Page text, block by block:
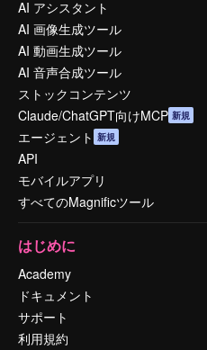
AI アシスタント
AI 画像生成ツール
AI 動画生成ツール
AI 音声合成ツール
ストックコンテンツ
Claude/ChatGPT向けMCP 新規
エージェント 新規
API
モバイルアプリ
すべてのMagnificツール
はじめに
Academy
ドキュメント
サポート
利用規約